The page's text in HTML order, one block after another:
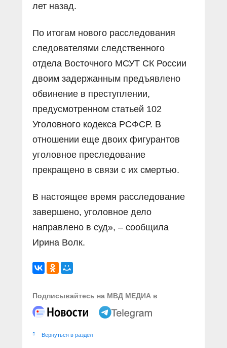
лет назад.
По итогам нового расследования
следователями следственного
отдела Восточного МСУТ СК России
двоим задержанным предъявлено
обвинение в преступлении,
предусмотренном статьей 102
Уголовного кодекса РСФСР. В
отношении еще двоих фигурантов
уголовное преследование
прекращено в связи с их смертью.
В настоящее время расследование
завершено, уголовное дело
направлено в суд», – сообщила
Ирина Волк.
Подписывайтесь на МВД МЕДИА в
Вернуться в раздел